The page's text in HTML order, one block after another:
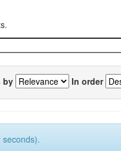
by In order